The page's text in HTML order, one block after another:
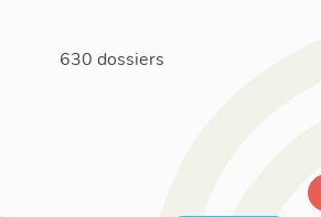
630 dossiers